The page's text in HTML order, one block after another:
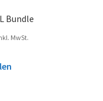
Bundle
MwSt.